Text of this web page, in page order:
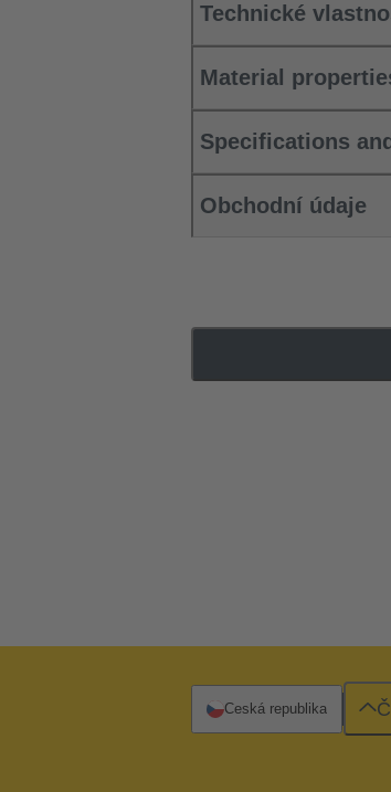
Technické
Material
Specifications
Obchodní údaje
Česká republika